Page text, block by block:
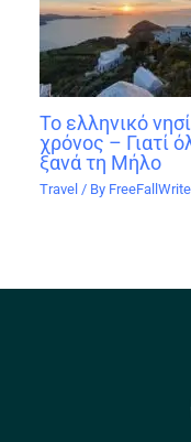
Το ελληνικό
χρόνος – Γιατί
ξανά τη Μήλο
Travel / By